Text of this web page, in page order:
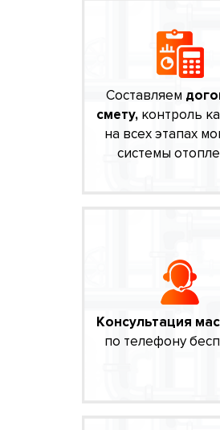
Составляем
смету, контроль
на всех этапах
системы
Консультация
по телефону